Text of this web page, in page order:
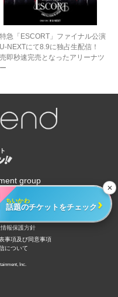
✕
ちいかわ
話題のチケットをチェック ›
急「ESCORT」ファイナル公演
NEXTにて8.9に独占生配信！
即秒速完売となったアリーナツ
group
報保護方針
事項及び同意事項
について
Inc.